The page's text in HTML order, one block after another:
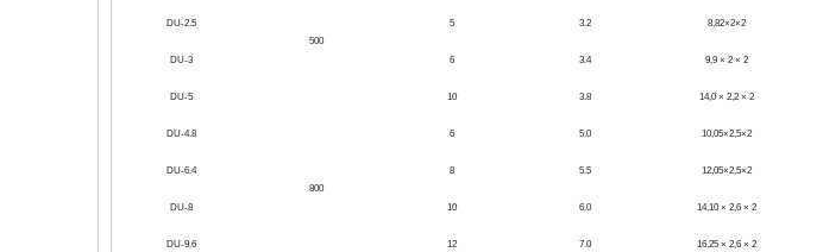
500
DU-2.5 5 3.2 8,82×2×2
DU-3 6 3.4 9,9 × 2 × 2
DU-5 10 3.8 14,0 × 2,2 × 2
DU-4.8
800
6 5.0 10,05×2,5×2
DU-6.4 8 5.5 12,05×2,5×2
DU-8 10 6.0 14,10 × 2,6 × 2
DU-9.6 12 7.0 16,25 × 2,6 × 2